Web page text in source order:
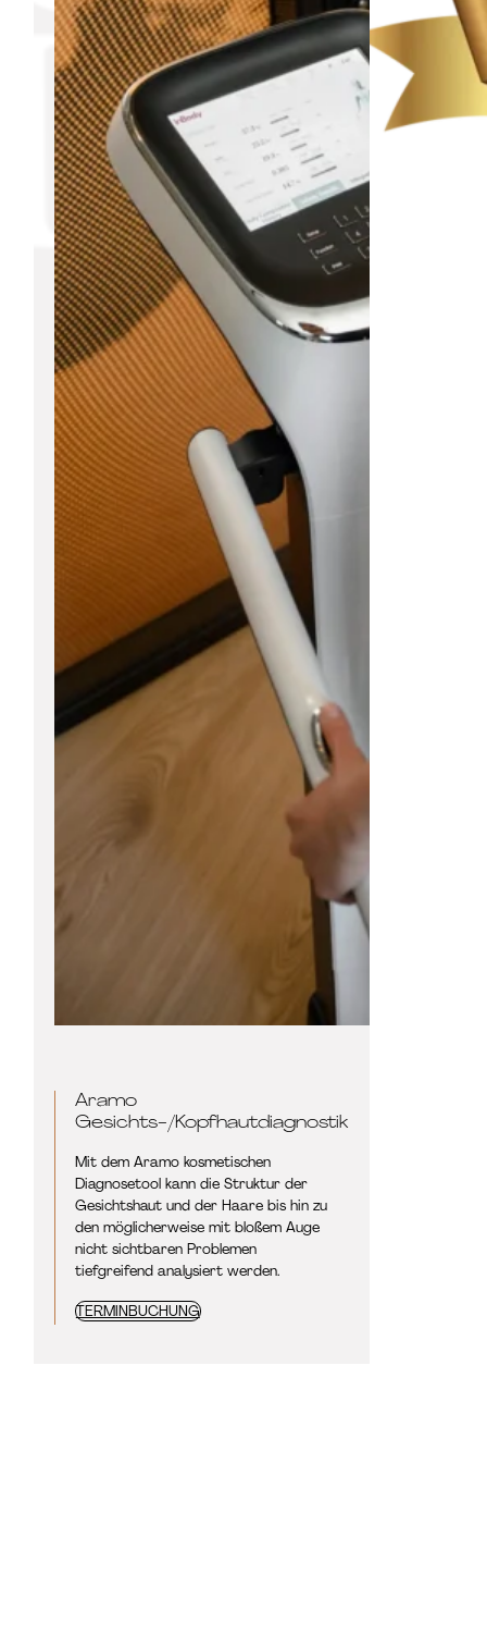
Aramo
Gesichts-/Kopfhautdiagnostik
Mit dem Aramo kosmetischen
Diagnosetool kann die Struktur der
Gesichtshaut und der Haare bis hin zu
den möglicherweise mit bloßem Auge
nicht sichtbaren Problemen
tiefgreifend analysiert werden.
TERMINBUCHUNG